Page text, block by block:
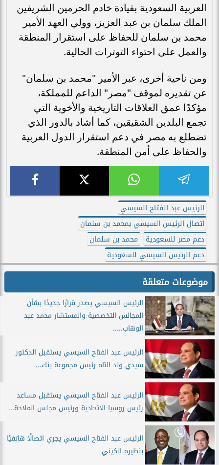
العربية السعودية بقيادة خادم الحرمين الشريفين
الملك سلمان بن عبد العزيز، وولي العهد الأمير
محمد بن سلمان للحفاظ على استقرار المنطقة
والعمل على احتواء التوترات الحالية.
ومن ناحية أخرى، عبر الأمير "محمد بن سلمان"
عن تقديره لموقف "مصر" الداعم للمملكة،
مؤكدًا عمق العلاقات التاريخية والأخوية التي
تجمع البلدين الشقيقين، كما أشاد بالدور الذي
تضطلع به مصر في دعم استقرار الدول العربية
والحفاظ على أمن المنطقة.
الرئيس عبد الفتاح السيسي
اتصال الرئيس السيسي بمحمد بن سلمان
دعم مصر للسعودية
محمد بن سلمان
دعم الرئيس السيسي للسعودية
موضوعات متعلقة
الرئيس السيسي يصدر قرارًا جديدًا بشأن
المجالس التخصصية والمستشار محمد عبد
الوهاب.....
الرئيس عبد الفتاح السيسي يستقبل الدكتور
سيدي ولد التاه رئيس مجموعة بنك...
الرئيس عبد الفتاح السيسي يستقبل مساعد
رئيس روسيا الاتحادية ورئيس مجلس الملاحة...
الرئيس عبد الفتاح السيسي يجري اتصالًا هاتفيًا
بنظيره الكيني